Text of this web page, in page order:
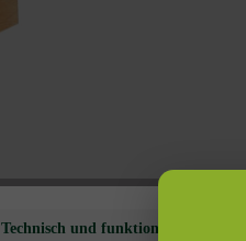
Technisch und funktional erforderlich